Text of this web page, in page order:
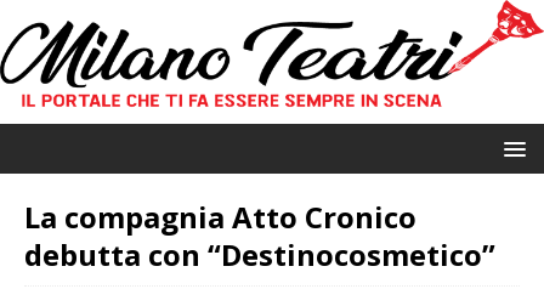
La compagnia Atto Cronico
debutta con “Destinocosmetico”